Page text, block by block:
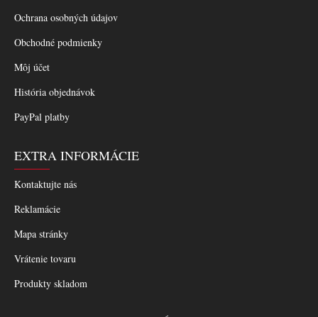
Ochrana osobných údajov
Obchodné podmienky
Môj účet
História objednávok
PayPal platby
EXTRA INFORMÁCIE
Kontaktujte nás
Reklamácie
Mapa stránky
Vrátenie tovaru
Produkty skladom